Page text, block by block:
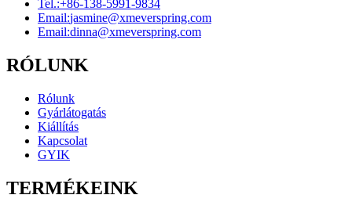
Tel.:+86-138-5991-9834
Email:jasmine@xmeverspring.com
Email:dinna@xmeverspring.com
RÓLUNK
Rólunk
Gyárlátogatás
Kiállítás
Kapcsolat
GYIK
TERMÉKEINK